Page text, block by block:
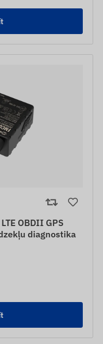
OBDII GPS
diagnostika